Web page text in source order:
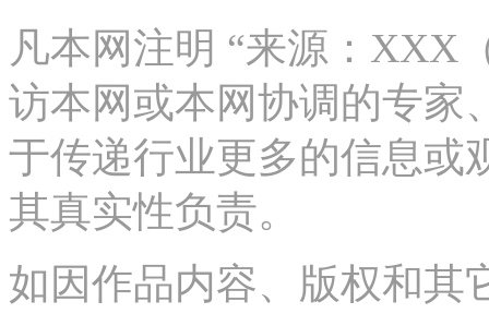
凡本网注明 “来源：XXX
访本网或本网协调的专家
于传递行业更多的信息或
其真实性负责。
如因作品内容、版权和其